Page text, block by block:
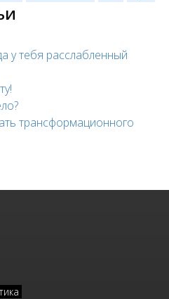
у тебя расслабленный
трансформационного